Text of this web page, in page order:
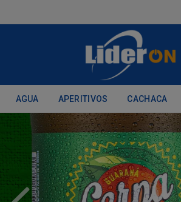
AGUA APERITIVOS CACHACA